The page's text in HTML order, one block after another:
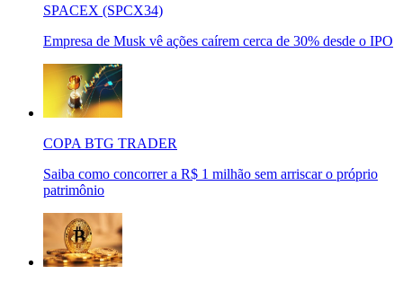
SPACEX (SPCX34)
Empresa de Musk vê ações caírem cerca de 30% desde o IPO
COPA BTG TRADER
Saiba como concorrer a R$ 1 milhão sem arriscar o próprio
patrimônio